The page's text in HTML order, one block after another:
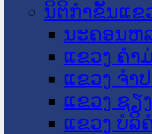
ນິຕິກໍາຂັ້ນແຂ
ນະ​ຄອນ​ຫ
ແຂວງ ຄໍາ
ແຂວງ ຈໍາ
ແຂວງ ຊຽ
ແຂວງ ບໍລິ